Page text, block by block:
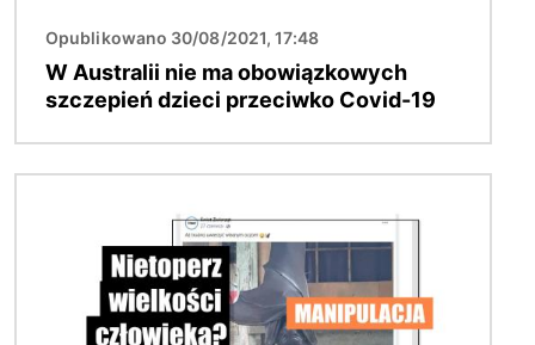
Opublikowano 30/08/2021, 17:48
W Australii nie ma obowiązkowych
szczepień dzieci przeciwko Covid-19